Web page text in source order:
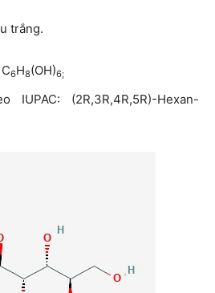
trắng.
6H8(OH)6;
(2R,3R,4R,5R)-Hexan-